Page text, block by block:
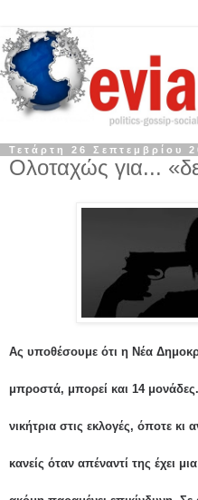
Τετάρτη 26 Σεπτεμβρίου
Ολοταχώς για...
Ας υποθέσουμε ότι η Νέα
μπροστά, μπορεί και 14
νικήτρια στις εκλογές, όποτε κι
κανείς όταν απέναντί της έχει